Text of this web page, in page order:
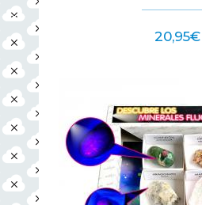
20,95€